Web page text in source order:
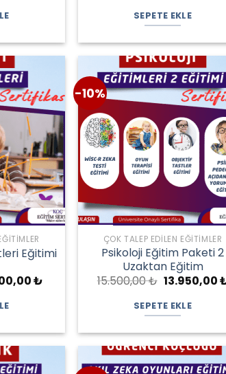
₺. 6.000,00 ₺.
SEPETE EKLE
Eğitimi
₺.
₺Şu
-10%
ÇOK TALEP EDILEN EĞITIMLER
Psikoloji Eğitim Paketi 2
Uzaktan Eğitim
15.500,00₺ Orijinal
15.500,00 ₺.
13.950,00
SEPETE EKLE